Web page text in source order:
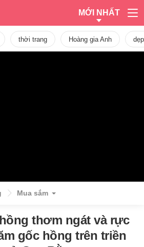
MỚI NHẤT
thời trang Hoàng gia Anh dẹp
Mua sắm
thơm ngát và rực
gốc hồng trên triền